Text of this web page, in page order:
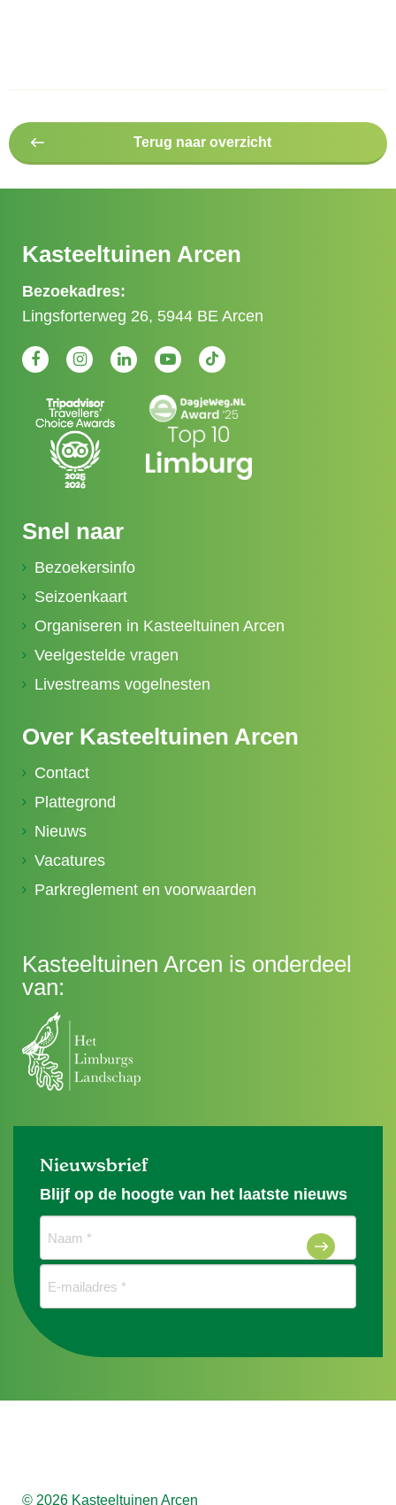
Terug naar overzicht
Kasteeltuinen Arcen
Bezoekadres:
Lingsforterweg 26, 5944 BE Arcen
Snel naar
Bezoekersinfo
Seizoenkaart
Organiseren in Kasteeltuinen Arcen
Veelgestelde vragen
Livestreams vogelnesten
Over Kasteeltuinen Arcen
Contact
Plattegrond
Nieuws
Vacatures
Parkreglement en voorwaarden
Kasteeltuinen Arcen is onderdeel
van:
Nieuwsbrief
Blijf op de hoogte van het laatste nieuws
© 2026 Kasteeltuinen Arcen